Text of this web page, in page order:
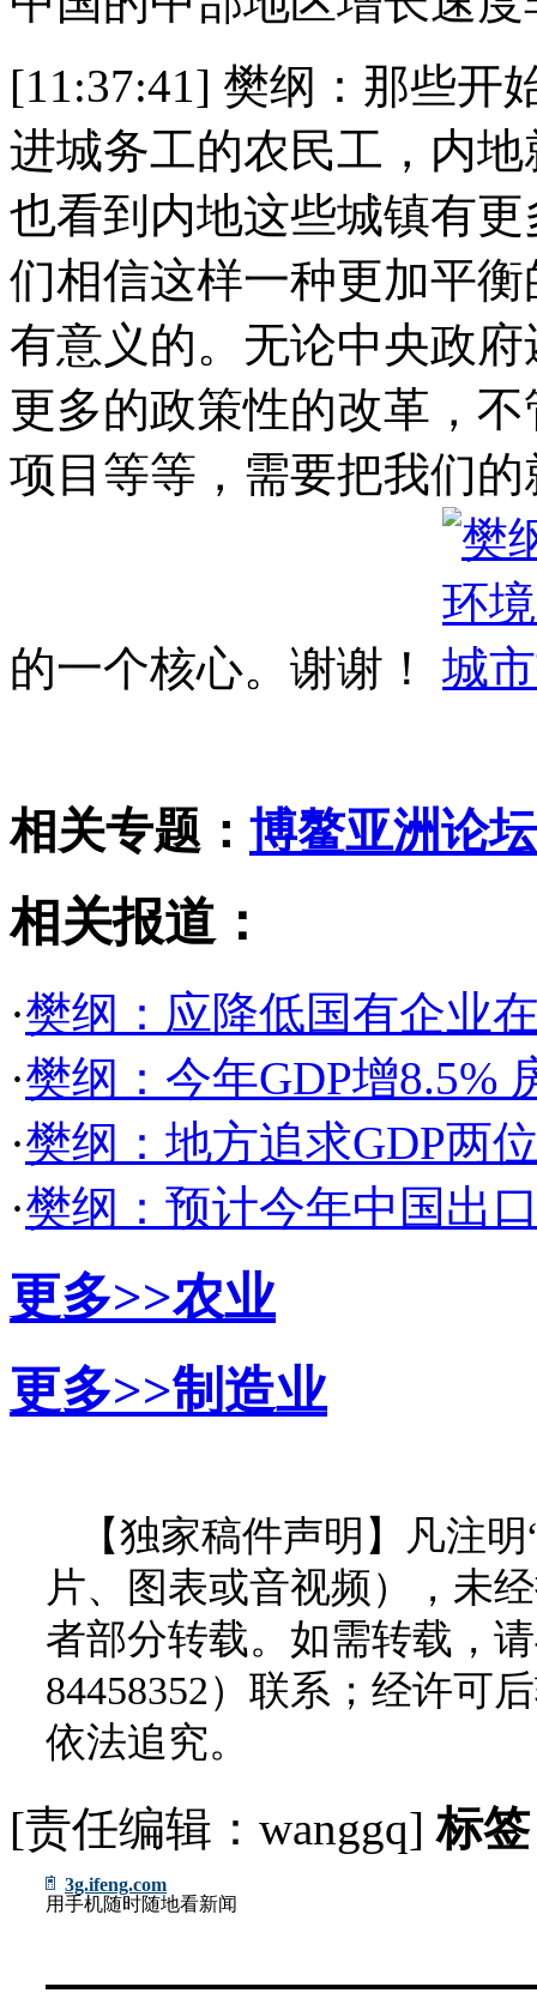
[11:37:41] 樊纲：那些开
进城务工的农民工，内
也看到内地这些城镇有
们相信这样一种更加平
有意义的。无论中央政
更多的政策性的改革，
项目等等，需要把我们
的一个核心。谢谢！
相关专题： 博鳌亚洲论
相关报道：
·樊纲：应降低国有企业
·樊纲：今年GDP增8.5%
·樊纲：地方追求GDP两
·樊纲：预计今年中国出
更多>>农业
更多>>制造业
【独家稿件声明】凡注
片、图表或音视频），未
者部分转载。如需转载，
84458352）联系；经许可
依法追究。
[责任编辑：wanggq]标
3g.ifeng.com
用手机随时随地看新闻